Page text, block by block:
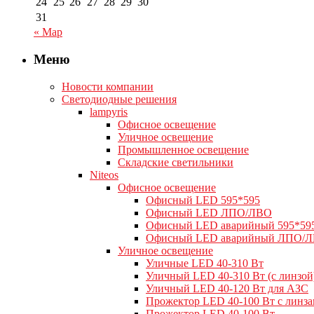
31
« Мар
Меню
Новости компании
Светодиодные решения
lampyris
Офисное освещение
Уличное освещение
Промышленное освещение
Складские светильники
Niteos
Офисное освещение
Офисный LED 595*595
Офисный LED ЛПО/ЛВО
Офисный LED аварийный
Офисный LED аварийный ЛПО/
Уличное освещение
Уличные LED 40-310 Вт
Уличный LED 40-310 Вт (с
Уличный LED 40-120 Вт для АЗС
Прожектор LED 40-100 Вт с